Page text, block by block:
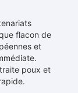
flacon de
et
poux et